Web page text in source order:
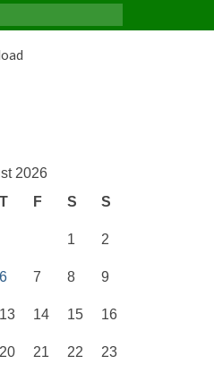
2026
T F S S
1 2
6 7 8 9
13 14 15 16
20 21 22 23